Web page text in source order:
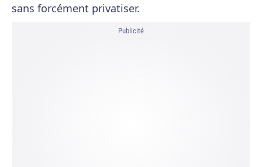
sans forcément privatiser.
Publicité